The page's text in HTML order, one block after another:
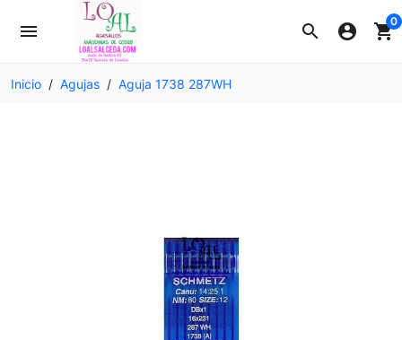
search
menu account_circle shopping_cart0
Inicio Agujas Aguja 1738 287WH